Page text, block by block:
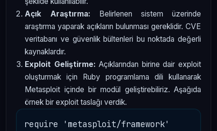
Açık Araştırma: Belirlenen sistem üzerinde
araştırma yaparak açıkların bulunması gereklidir. CVE
veritabanı ve güvenlik bültenleri bu noktada değerli
kaynaklardır.
Exploit Geliştirme: Açıklarından birine dair exploit
oluşturmak için Ruby programlama dili kullanarak
Metasploit içinde bir modül geliştirebiliriz. Aşağıda
örnek bir exploit taslağı verdik.
require 'metasploit/framework'